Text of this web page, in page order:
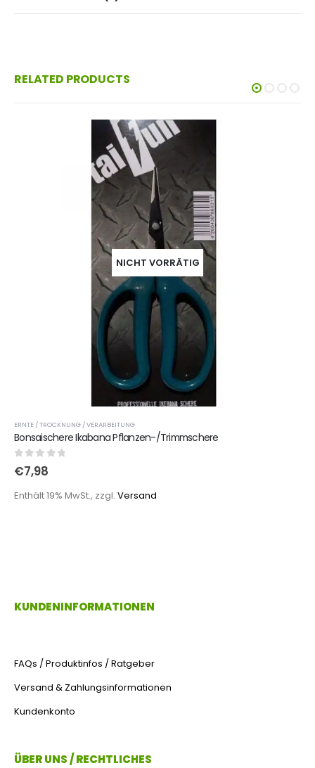
RELATED PRODUCTS
NICHT VORRÄTIG
ERNTE / TROCKNUNG / VERARBEITUNG
Bonsaischere Ikabana Pflanzen-/Trimmschere
out of 5
€7,98
Enthält 19% MwSt., zzgl. Versand
KUNDENINFORMATIONEN
FAQs / Produktinfos / Ratgeber
Versand & Zahlungsinformationen
Kundenkonto
ÜBER UNS / RECHTLICHES